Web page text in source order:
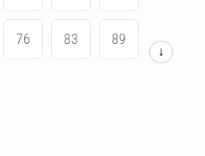
76 83 89
↓